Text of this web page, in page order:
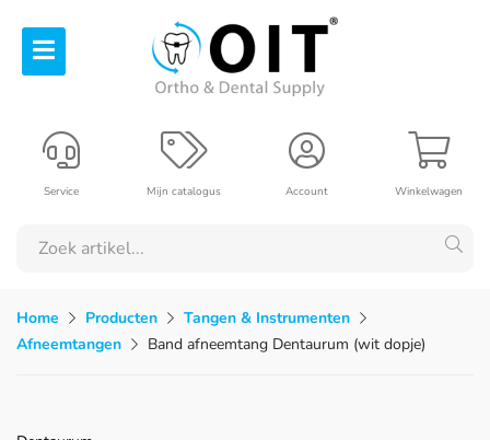
Winkelwagen
Account
Mijn catalogus
Service
Home Producten
Tangen & Instrumenten
Afneemtangen
Band afneemtang Dentaurum (wit dopje)